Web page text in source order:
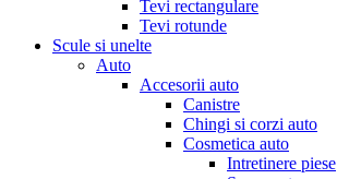
Tevi rectangulare
Tevi rotunde
Scule si unelte
Auto
Accesorii auto
Canistre
Chingi si corzi auto
Cosmetica auto
Intretinere piese